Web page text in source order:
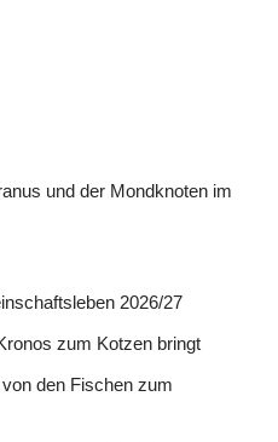
und der Mondknoten im
2026/27
zum Kotzen bringt
den Fischen zum